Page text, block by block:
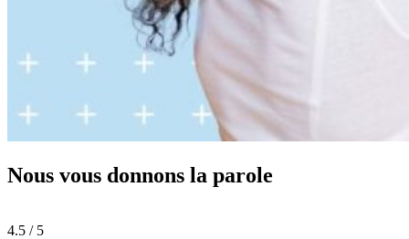
Nous vous donnons la parole
4.5 / 5